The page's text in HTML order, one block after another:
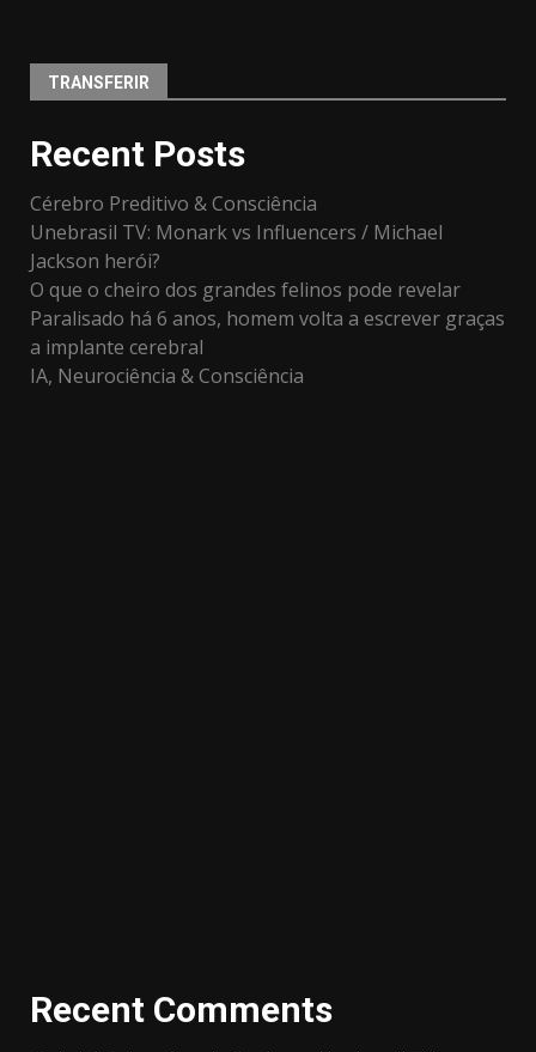
TRANSFERIR
Recent Posts
Cérebro Preditivo & Consciência
Unebrasil TV: Monark vs Influencers / Michael
Jackson herói?
O que o cheiro dos grandes felinos pode revelar
Paralisado há 6 anos, homem volta a escrever graças
a implante cerebral
IA, Neurociência & Consciência
Recent Comments